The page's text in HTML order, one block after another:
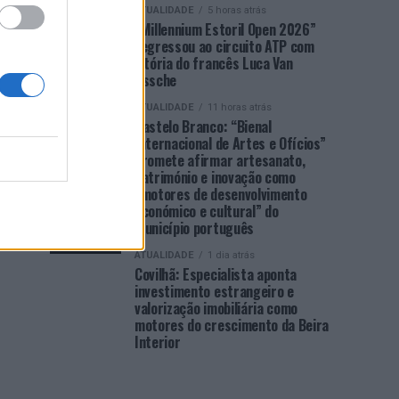
ATUALIDADE 5 horas atrás
“Millennium Estoril Open 2026”
regressou ao circuito ATP com
vitória do francês Luca Van
Assche
ATUALIDADE 11 horas atrás
Castelo Branco: “Bienal
Internacional de Artes e Ofícios”
promete afirmar artesanato,
património e inovação como
“motores de desenvolvimento
económico e cultural” do
município português
ATUALIDADE 1 dia atrás
Covilhã: Especialista aponta
investimento estrangeiro e
valorização imobiliária como
motores do crescimento da Beira
Interior